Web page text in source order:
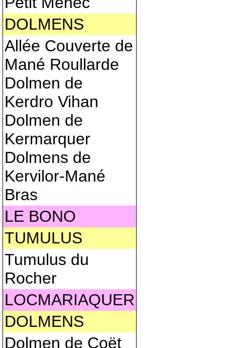
DOLMENS
Allée Couverte de
Mané Roullarde
Dolmen de
Kerdro Vihan
Dolmen de
Kermarquer
Dolmens de
Kervilor-Mané
Bras
LE BONO
TUMULUS
Tumulus du
Rocher
LOCMARIAQUER
DOLMENS
Dolmen de Coët